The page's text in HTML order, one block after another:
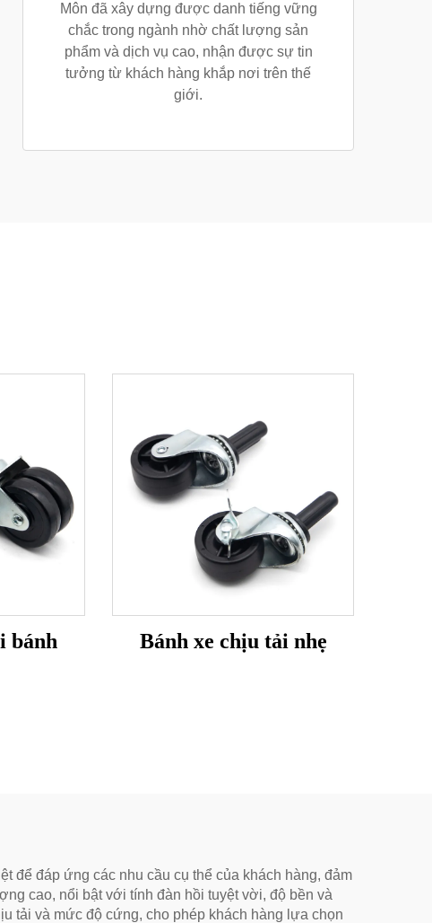
Môn đã xây dựng được danh tiếng vững
chắc trong ngành nhờ chất lượng sản
phẩm và dịch vụ cao, nhận được sự tin
tưởng từ khách hàng khắp nơi trên thế
giới.
bánh Bánh xe chịu tải nhẹ
để đáp ứng các nhu cầu cụ thể của khách hàng, đảm
cao, nổi bật với tính đàn hồi tuyệt vời, độ bền và
tải và mức độ cứng, cho phép khách hàng lựa chọn